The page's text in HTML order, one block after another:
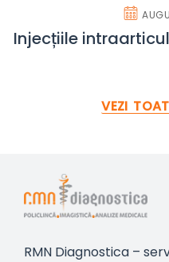
Injecțiile
VEZI
RMN Diagnostica –